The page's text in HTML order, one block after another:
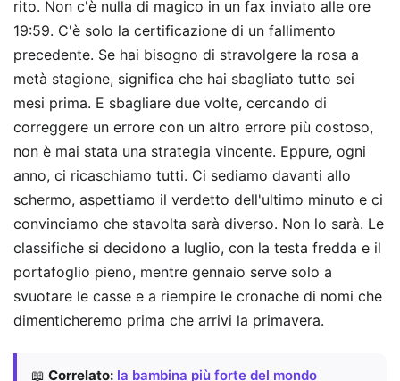
rito. Non c'è nulla di magico in un fax inviato alle ore
19:59. C'è solo la certificazione di un fallimento
precedente. Se hai bisogno di stravolgere la rosa a
metà stagione, significa che hai sbagliato tutto sei
mesi prima. E sbagliare due volte, cercando di
correggere un errore con un altro errore più costoso,
non è mai stata una strategia vincente. Eppure, ogni
anno, ci ricaschiamo tutti. Ci sediamo davanti allo
schermo, aspettiamo il verdetto dell'ultimo minuto e ci
convinciamo che stavolta sarà diverso. Non lo sarà. Le
classifiche si decidono a luglio, con la testa fredda e il
portafoglio pieno, mentre gennaio serve solo a
svuotare le casse e a riempire le cronache di nomi che
dimenticheremo prima che arrivi la primavera.
📖 Correlato: la bambina più forte del mondo